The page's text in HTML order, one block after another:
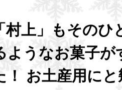
村上」もそのひ
ようなお菓子が
！ お土産用に